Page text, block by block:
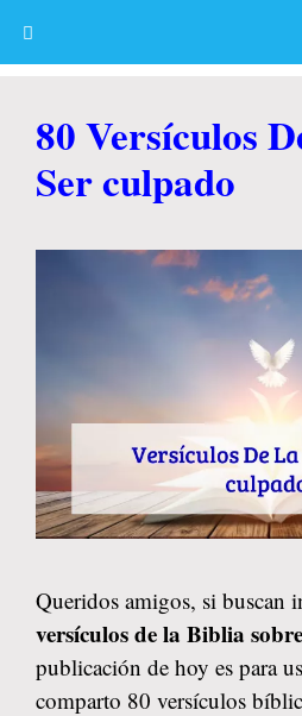
80 Versículos
Ser culpado
Queridos amigos, si buscan
versículos de la Biblia
publicación de hoy es para
comparto 80 versículos